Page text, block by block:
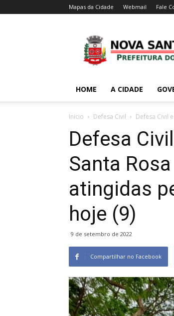
Mapas da Cidade Webmail Fale
HOME A CIDADE
Inicio Defesa Civil Defesa Civil
Defesa
Santa
atingidas
hoje (9)
9 de setembro de 2022
Compartilhar no Facebook